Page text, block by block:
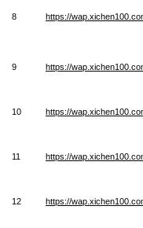
8 https://
9 https://
10 https://
11 https://
12 https://